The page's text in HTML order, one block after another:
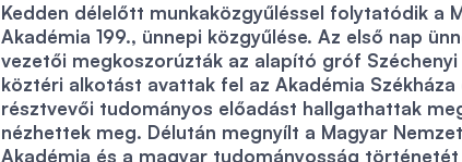
Kedden délelőtt munkaközgyűléssel folytatódik a
Akadémia 199., ünnepi közgyűlése. Az első nap
vezetői megkoszorúzták az alapító gróf
köztéri alkotást avattak fel az Akadémia Székháza
résztvevői tudományos előadást hallgathattak
nézhettek meg. Délután megnyílt a Magyar
Akadémia és a magyar tudományosság